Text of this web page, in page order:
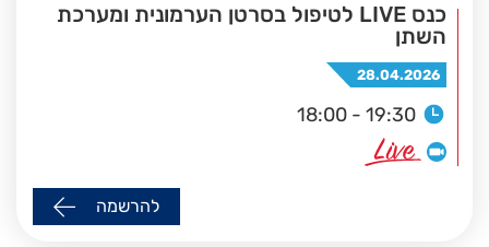
כנס LIVE לטיפול בסרטן הערמונית ומערכת
השתן
28.04.2026
18:00 - 19:30
להרשמה